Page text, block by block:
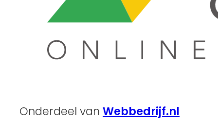
Onderdeel van Webbedrijf.nl